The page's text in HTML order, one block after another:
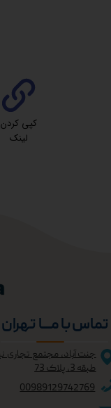
کپی کردن
لینک
تماس با مــــا تهران
جنت آباد، مجتمع تجاری
طبقه 3، پلاک 73
00989129742769